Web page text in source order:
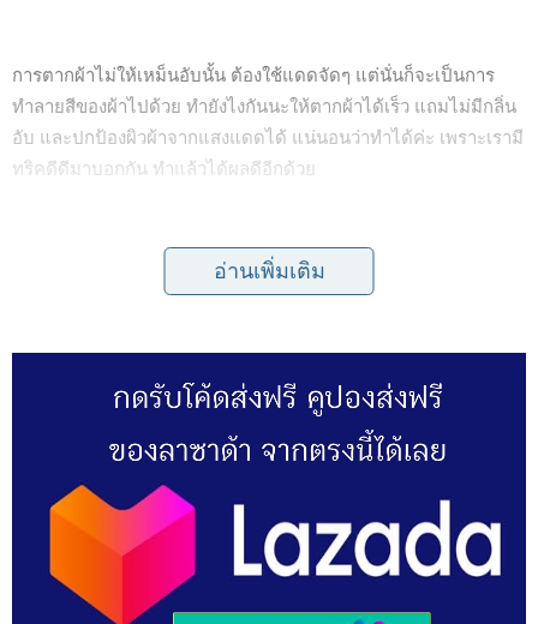
การตากผ้าไม่ให้เหม็นอับนั้น ต้องใช้แดดจัดๆ แต่นั่นก็จะเป็นการ
ทำลายสีของผ้าไปด้วย ทำยังไงกันนะให้ตากผ้าได้เร็ว แถมไม่มีกลิ่น
อับ และปกป้องผิวผ้าจากแสงแดดได้ แน่นอนว่าทำได้ค่ะ เพราะเรามี
ทริคดีดีมาบอกกัน ทำแล้วได้ผลดีอีกด้วย
อ่านเพิ่มเติม